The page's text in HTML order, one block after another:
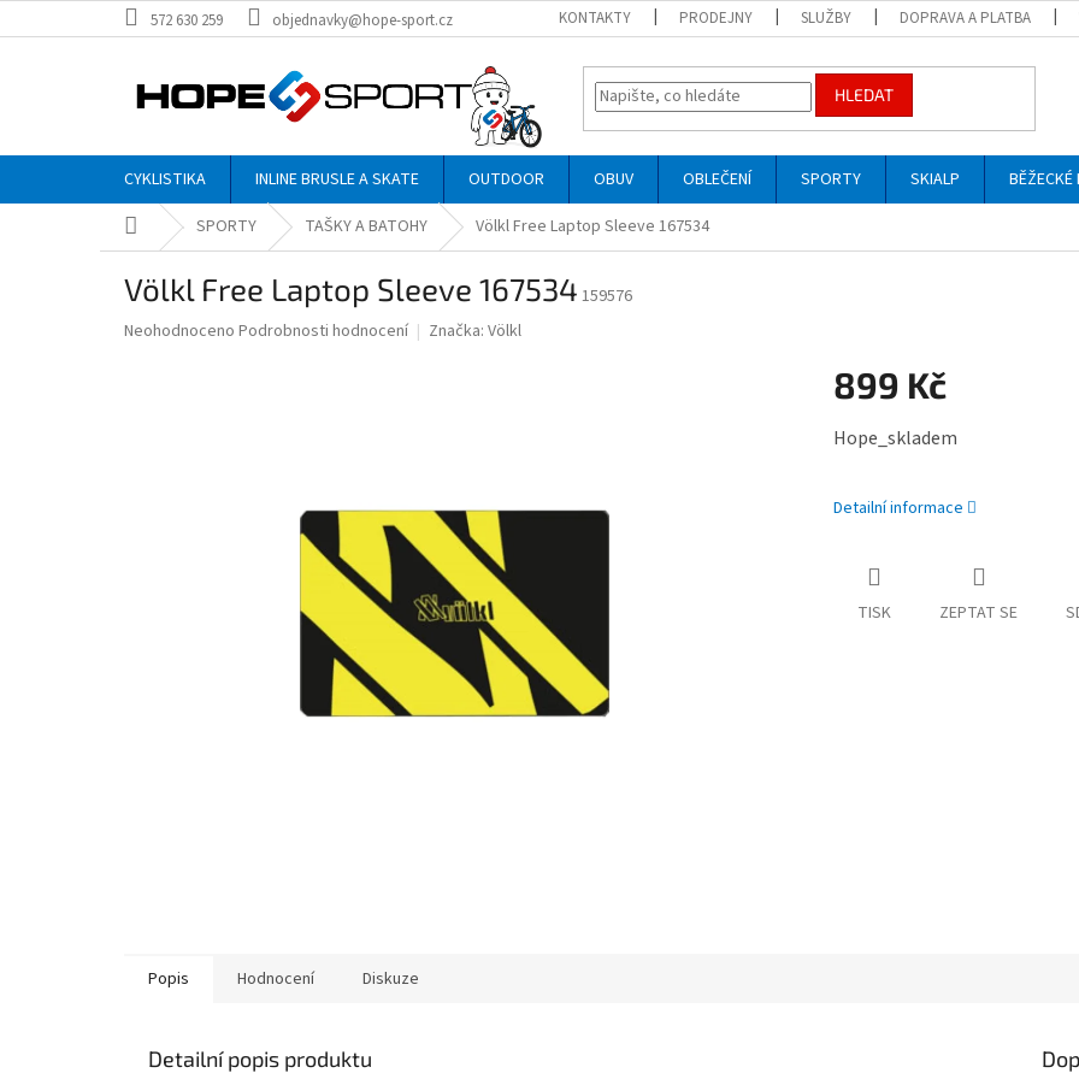
na
572 630 259 objednavky@hope-sport.cz KONTAKTY PRODEJNY SLUŽBY DOPRAVA A PLATBA
HLEDAT
CYKLISTIKA INLINE BRUSLE A SKATE OUTDOOR OBUV OBLEČENÍ SPORTY SKIALP BĚŽECKÉ
Domů SPORTY TAŠKY A BATOHY Völkl Free Laptop Sleeve 167534
Völkl Free Laptop Sleeve 167534 159576
Průměrné
Neohodnoceno Podrobnosti hodnocení Značka: Völkl
899 Kč
cena:
Hope_skladem
Detailní informace
TISK ZEPTAT SE
Popis Hodnocení Diskuze
Detailní popis produktu